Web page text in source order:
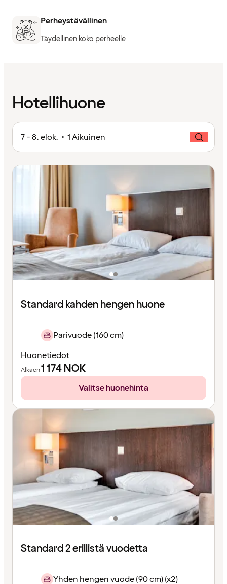
Perheystävällinen
Täydellinen koko perheelle
Hotellihuone
7 - 8. elok. • 1 Aikuinen
Standard kahden hengen huone
Parivuode (160 cm)
Huonetiedot
Alkaen1 174NOK
Valitse huonehinta
Standard 2 erillistä vuodetta
Yhden hengen vuode (90 cm) (x2)